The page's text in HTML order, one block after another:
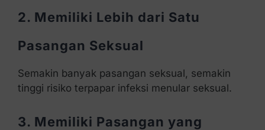
2. Memiliki Lebih dari Satu
Pasangan Seksual
Semakin banyak pasangan seksual, semakin
tinggi risiko terpapar infeksi menular seksual.
3. Memiliki Pasangan yang